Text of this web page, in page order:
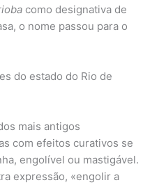
como designativa de
o nome passou para o
do estado do Rio de
mais antigos
com efeitos curativos se
engolível ou mastigável.
expressão, «engolir a